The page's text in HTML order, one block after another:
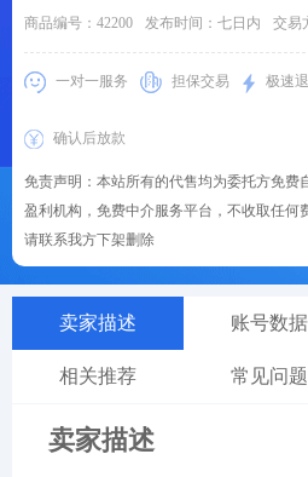
商品编号： 42200 发布时间： 七日内 交易
一对一服务 担保交易 极速
确认后放款
免责声明：本站所有的代售均为委托方免费
盈利机构，免费中介服务平台，不收取任何
请联系我方下架删除
卖家描述 账号数据
相关推荐 常见问题
卖家描述